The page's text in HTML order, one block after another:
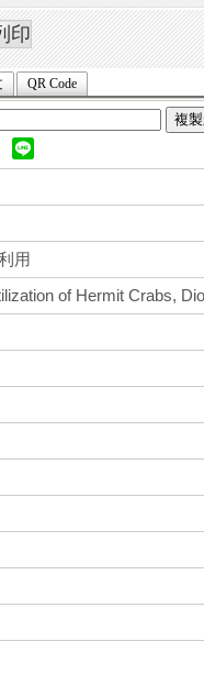
QR Code
複
用
of Hermit Crabs,